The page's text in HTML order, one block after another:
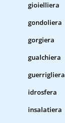
gioielliera
gondoliera
gorgiera
gualchiera
guerrigliera
idrosfera
insalatiera